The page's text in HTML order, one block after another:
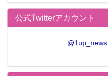
公式Twitterアカウント